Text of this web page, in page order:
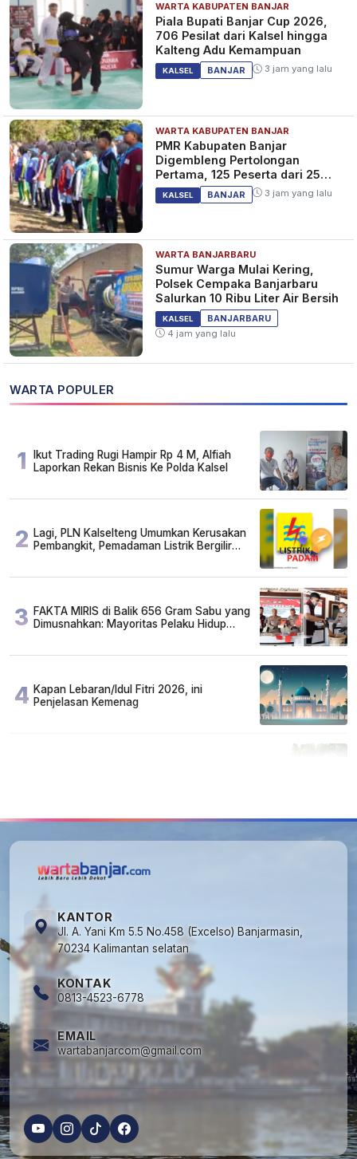
WARTA KABUPATEN BANJAR
Piala Bupati Banjar Cup 2026,
706 Pesilat dari Kalsel hingga
Kalteng Adu Kemampuan
KALSEL BANJAR 3 jam yang lalu
WARTA KABUPATEN BANJAR
PMR Kabupaten Banjar
Digembleng Pertolongan
Pertama, 125 Peserta dari 25
Sekolah
KALSEL BANJAR 3 jam yang lalu
WARTA BANJARBARU
Sumur Warga Mulai Kering,
Polsek Cempaka Banjarbaru
Salurkan 10 Ribu Liter Air Bersih
KALSEL
BANJARBARU
4 jam yang lalu
WARTA POPULER
1
Ikut Trading Rugi Hampir Rp 4 M, Alfiah
Laporkan Rekan Bisnis Ke Polda Kalsel
2 Lagi, PLN Kalselteng Umumkan Kerusakan
Pembangkit, Pemadaman Listrik Bergilir
3 FAKTA MIRIS di Balik 656 Gram Sabu yang
Dimusnahkan: Mayoritas Pelaku Hidup
4 Kapan Lebaran/Idul Fitri 2026, ini
Penjelasan Kemenag
KANTOR
Jl. A. Yani Km 5.5 No.458 (Excelso) Banjarmasin,
70234 Kalimantan selatan
KONTAK
0813-4523-6778
EMAIL
wartabanjarcom@gmail.com